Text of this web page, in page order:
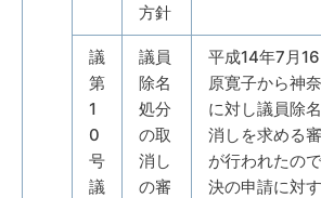
方針
議
第
1
0
号
議
議員
除名
処分
の取
消し
の審
平成14年7月
原寛子から神
に対し議員除
消しを求める
が行われたの
決の申請に対